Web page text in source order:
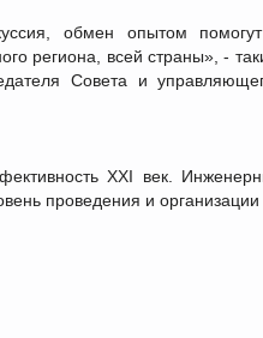
обмен опытом
региона, всей страны», -
Совета и
XXI век.
проведения и